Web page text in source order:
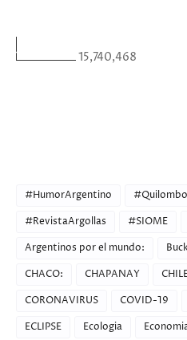
15,740,468
#HumorArgentino
#RevistaArgollas
#SIOME
Argentinos por el mundo:
CHACO:
CHAPANAY
CORONAVIRUS
COVID-19
ECLIPSE
Ecologia